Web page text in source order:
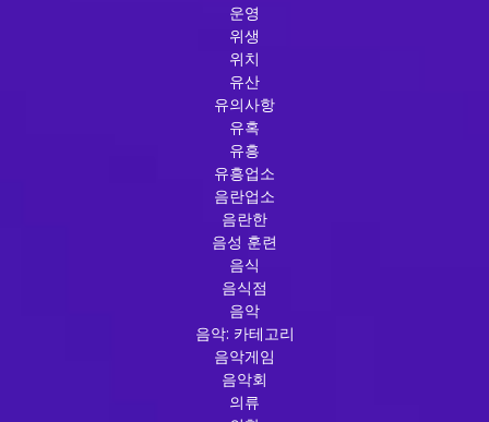
운영
위생
위치
유산
유의사항
유혹
유흥
유흥업소
음란업소
음란한
음성 훈련
음식
음식점
음악
음악: 카테고리
음악게임
음악회
의류